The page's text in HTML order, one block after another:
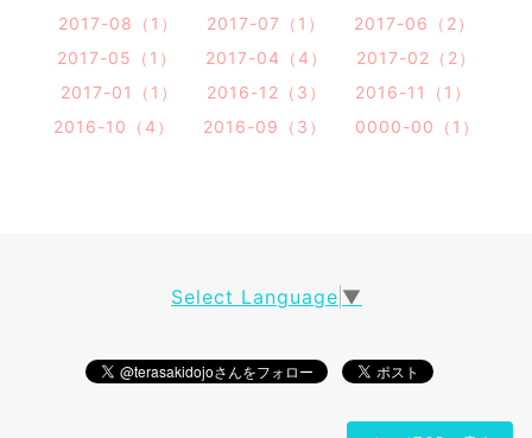
2017-08（1）
2017-07（1）
2017-06（2）
2017-05（1）
2017-04（4）
2017-02（2）
2017-01（1）
2016-12（3）
2016-11（1）
2016-10（4）
2016-09（3） 0000-00（1）
Select Language ▼